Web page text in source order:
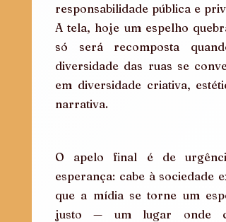
responsabilidade pública e
A tela, hoje um espelho
só será recomposta
diversidade das ruas se
em diversidade criativa,
narrativa.
O apelo final é de
esperança: cabe à sociedade
que a mídia se torne um
justo — um lugar onde